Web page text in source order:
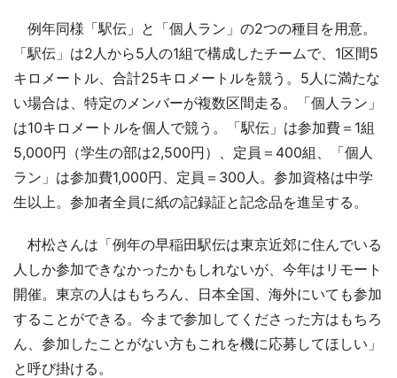
例年同様「駅伝」と「個人ラン」の2つの種目を用意。
「駅伝」は2人から5人の1組で構成したチームで、1区間5
キロメートル、合計25キロメートルを競う。5人に満たな
い場合は、特定のメンバーが複数区間走る。「個人ラン」
は10キロメートルを個人で競う。「駅伝」は参加費＝1組
5,000円（学生の部は2,500円）、定員＝400組、「個人
ラン」は参加費1,000円、定員＝300人。参加資格は中学
生以上。参加者全員に紙の記録証と記念品を進呈する。
村松さんは「例年の早稲田駅伝は東京近郊に住んでいる
人しか参加できなかったかもしれないが、今年はリモート
開催。東京の人はもちろん、日本全国、海外にいても参加
することができる。今まで参加してくださった方はもちろ
ん、参加したことがない方もこれを機に応募してほしい」
と呼び掛ける。